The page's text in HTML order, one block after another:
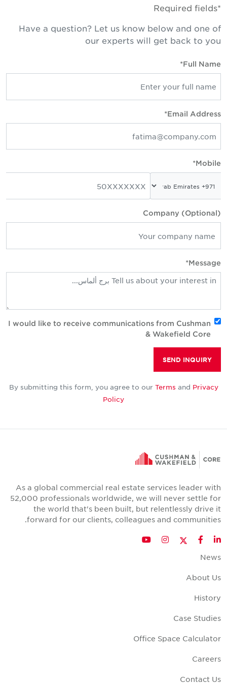
Have a question? Let us know below and one of
our experts will get back to you
Full Name*
Email Address*
Mobile*
Company (Optional)
Message*
I would like to receive communications from Cushman
& Wakefield Core
SEND INQUIRY
By submitting this form, you agree to ourTermsandPrivacy
Policy
As a global commercial real estate services leader with
52,000 professionals worldwide, we will never settle for
the world that's been built, but relentlessly drive it
forward for our clients, colleagues and communities.
LinkedIn
Facebook
Twitter
Instagram
YouTube
News
About Us
History
Case Studies
Office Space Calculator
Careers
Contact Us